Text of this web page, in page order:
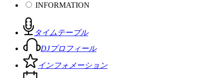
INFORMATION
タイムテーブル
DJプロフィール
インフォメーション